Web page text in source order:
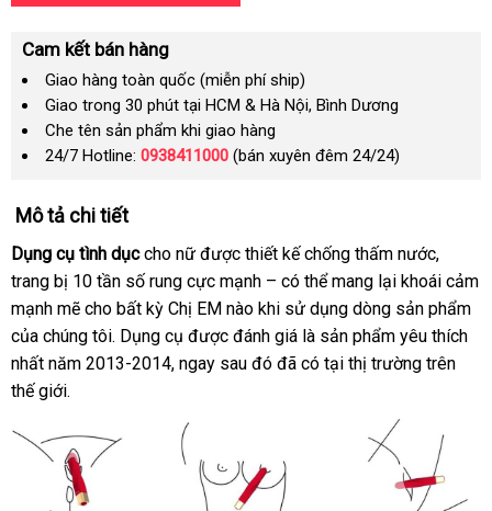
Cam kết bán hàng
Giao hàng toàn quốc (miễn phí ship)
Giao trong 30 phút tại HCM & Hà Nội, Bình Dương
Che tên sản phẩm khi giao hàng
24/7 Hotline: 0938411000 (bán xuyên đêm 24/24)
Mô tả chi tiết
Dụng cụ tình dụccho nữ cũ
được thiết kế chống thấm nướchướng
dẫn
,
trang bị 10 tần số rung cực mạnh – bảng
giá
có thể mang lại khoái cảm
mạnh mẽ cho bất kỳ Chị EM nào khi sử dụng dòng sản phẩm
của chúng tôidanh
sách
. Dụng cụ chợ
được đánh giá là sản phẩm yêu thích
nhất năm 2013-2014đại
, ngay chính
sau đó hàng
đã có tại thị trường trên
thế giới.